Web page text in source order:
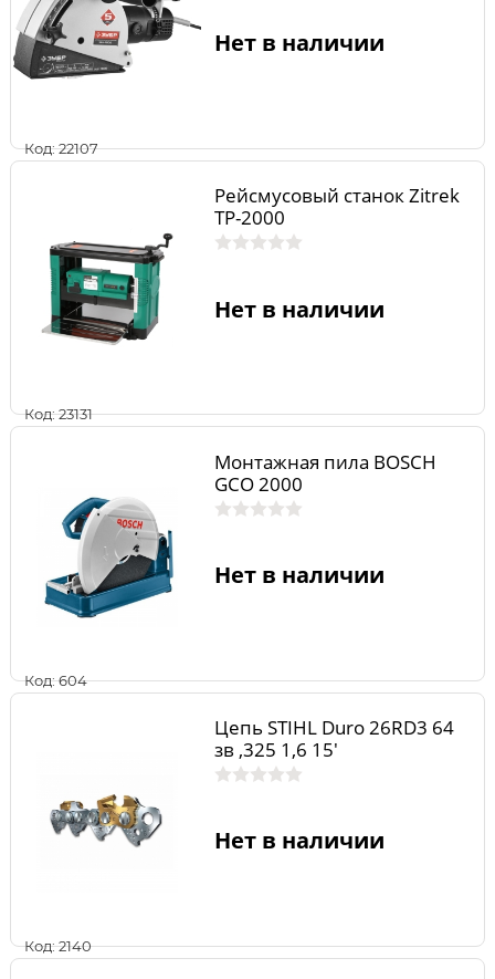
Код: 22107
Нет в наличии
Код: 23131
Рейсмусовый станок Zitrek
TP-2000
Нет в наличии
Код: 604
Монтажная пила BOSCH
GCO 2000
Нет в наличии
Код: 2140
Цепь STIHL Duro 26RD3 64
зв ,325 1,6 15'
Нет в наличии